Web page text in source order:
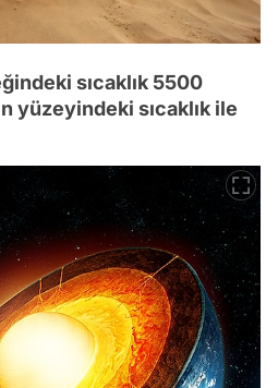
sıcaklık 5500
yüzeyindeki sıcaklık ile